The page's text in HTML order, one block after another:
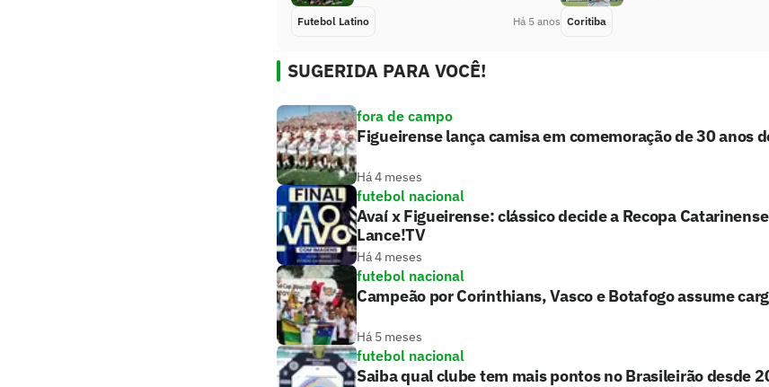
Futebol Latino Há 5 anos Coritiba
SUGERIDA PARA VOCÊ!
fora de campo
Figueirense lança camisa em comemoração de 30 anos
Há 4 meses
futebol nacional
Avaí x Figueirense: clássico decide a Recopa
Lance!TV
Há 4 meses
futebol nacional
Campeão por Corinthians, Vasco e Botafogo assume
Há 5 meses
futebol nacional
Saiba qual clube tem mais pontos no Brasileirão desde